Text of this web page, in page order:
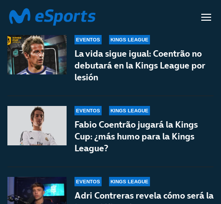
ADRI CONTRERAS
EVENTOS KINGS LEAGUE
La vida sigue igual: Coentrão no
debutará en la Kings League por
lesión
EVENTOS KINGS LEAGUE
Fabio Coentrão jugará la Kings
Cup: ¿más humo para la Kings
League?
EVENTOS KINGS LEAGUE
Adri Contreras revela cómo será la